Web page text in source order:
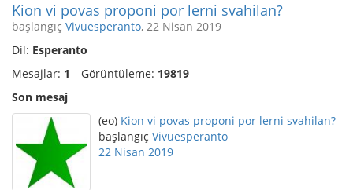
Kion vi povas proponi por lerni svahilan?
başlangıç Vivuesperanto, 22 Nisan 2019
Dil: Esperanto
Mesajlar: 1 Görüntüleme: 19819
Son mesaj
(eo) Kion vi povas proponi por lerni svahilan?
başlangıç Vivuesperanto
22 Nisan 2019